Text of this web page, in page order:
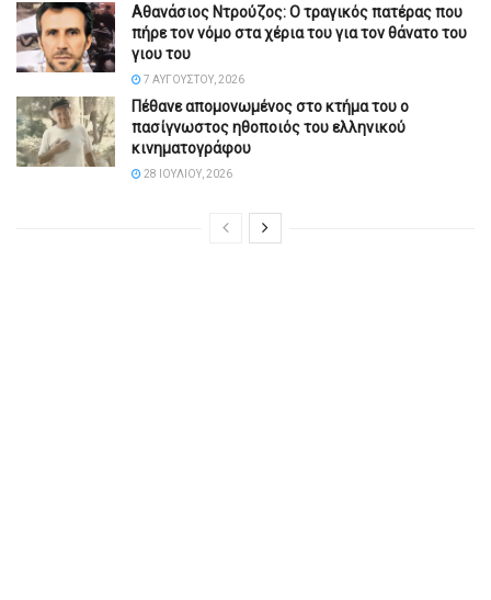
Αθανάσιος Ντρούζος: Ο τραγικός πατέρας που
πήρε τον νόμο στα χέρια του για τον θάνατο του
γιου του
7 ΑΥΓΟΎΣΤΟΥ, 2026
Πέθανε απομονωμένος στο κτήμα του ο
πασίγνωστος ηθοποιός του ελληνικού
κινηματογράφου
28 ΙΟΥΛΊΟΥ, 2026